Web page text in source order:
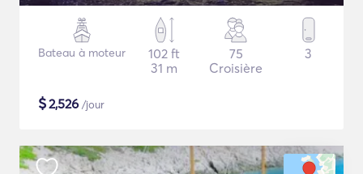
Bateau à moteur
102 ft
31 m
75
Croisière
3
$2,526 /jour